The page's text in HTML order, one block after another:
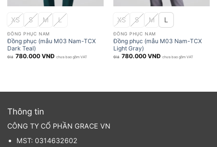
XS S M L
ĐỒNG PHỤC NAM
Đồng phục (mẫu M03 Nam-TCX
Dark Teal)
780.000VNĐ chưa bao gồm VAT
XS S M L
ĐỒNG PHỤC NAM
Đồng phục (mẫu M03 Nam-TCX
Light Gray)
780.000VNĐ chưa bao gồm VAT
Thông tin
CÔNG TY CỔ PHẦN GRACE VN
MST: 0314632602